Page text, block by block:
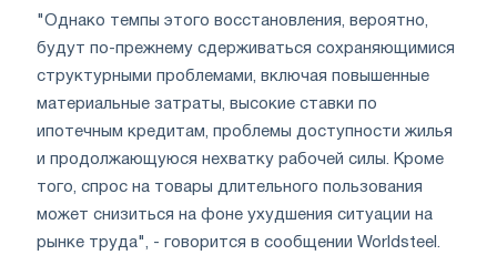
"Однако темпы этого восстановления, вероятно,
будут по-прежнему сдерживаться сохраняющимися
структурными проблемами, включая повышенные
материальные затраты, высокие ставки по
ипотечным кредитам, проблемы доступности жилья
и продолжающуюся нехватку рабочей силы. Кроме
того, спрос на товары длительного пользования
может снизиться на фоне ухудшения ситуации на
рынке труда", - говорится в сообщении Worldsteel.